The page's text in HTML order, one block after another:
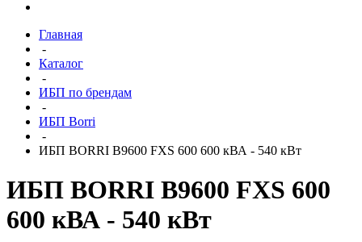
Главная
-
Каталог
-
ИБП по брендам
-
ИБП Borri
-
ИБП BORRI B9600 FXS 600 600 кВА - 540 кВт
ИБП BORRI B9600 FXS 600
600 кВА - 540 кВт